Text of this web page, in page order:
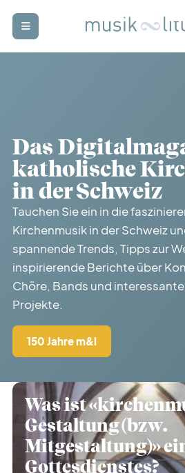
rund blick
termin kalender
weiter bildung
liturgie lebendig
auf gefallen
kurz notiert
Das
katholische
in der Schweiz
Tauchen Sie ein in die
Kirchenmusik in der Schweiz
spannende Trends, Tipps zur
inspirierende Berichte über
Chöre, Bands und
Projekte.
150 Jahre m&l
Was ist
Gestaltung (bzw.
Mitgestaltung)»
Gottesdienstes?